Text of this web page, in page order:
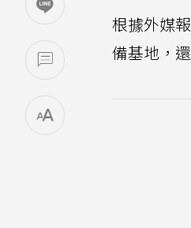
根據外媒
備基地，